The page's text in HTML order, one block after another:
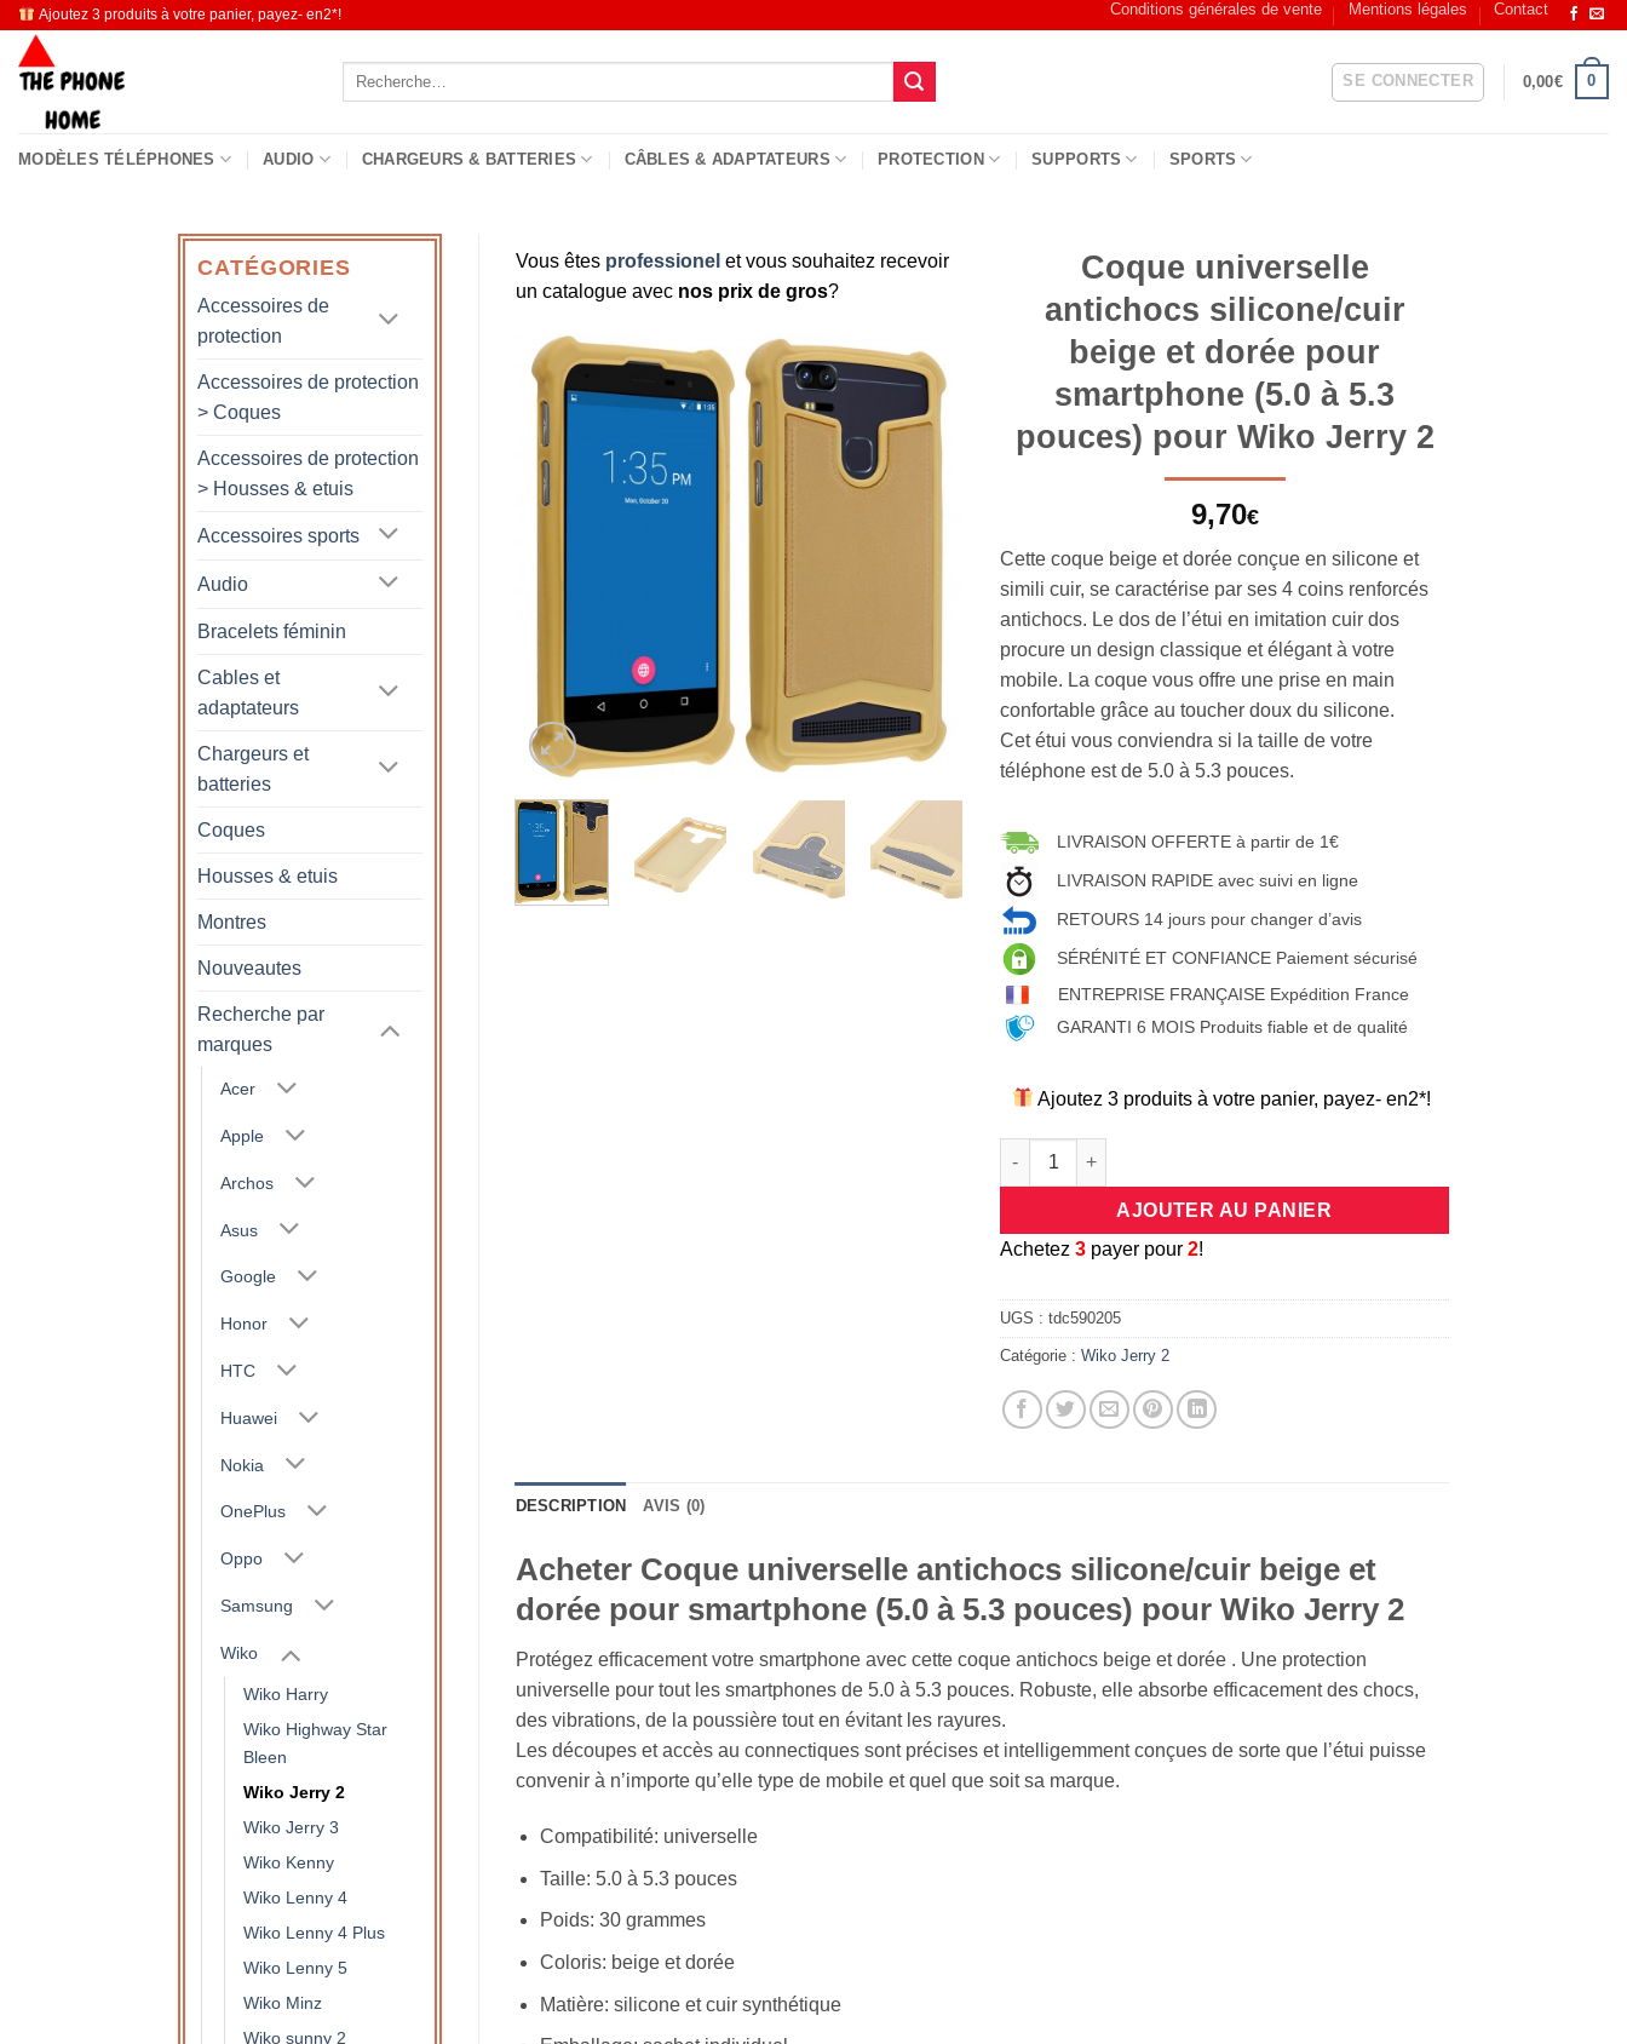
Passer
contenu
Ajoutez 3 produits à votre panier, payez- en2*! Conditions générales de vente Mentions légales Contact
Recherche
SE CONNECTER 0,00€ 0
MODÈLES TÉLÉPHONES AUDIO CHARGEURS & BATTERIES CÂBLES & ADAPTATEURS PROTECTION SUPPORTS SPORTS
CATÉGORIES
Accessoires de
protection
Accessoires de protection
> Coques
Accessoires de protection
> Housses & etuis
Accessoires sports
Audio
Bracelets féminin
Cables et
adaptateurs
Chargeurs et
batteries
Coques
Housses & etuis
Montres
Nouveautes
Recherche par
marques
Acer
Apple
Archos
Asus
Google
Honor
HTC
Huawei
Nokia
OnePlus
Oppo
Samsung
Wiko
Wiko Harry
Wiko Highway Star
Bleen
Wiko Jerry 2
Wiko Jerry 3
Wiko Kenny
Wiko Lenny 4
Wiko Lenny 4 Plus
Wiko Lenny 5
Wiko Minz
Wiko sunny 2
Vous êtes professionel et vous souhaitez recevoir
un catalogue avec nos prix de gros?
Coque universelle
antichocs silicone/cuir
beige et dorée pour
smartphone (5.0 à 5.3
pouces) pour Wiko Jerry 2
9,70€
Cette coque beige et dorée conçue en silicone et
simili cuir, se caractérise par ses 4 coins renforcés
antichocs. Le dos de l’étui en imitation cuir dos
procure un design classique et élégant à votre
mobile. La coque vous offre une prise en main
confortable grâce au toucher doux du silicone.
Cet étui vous conviendra si la taille de votre
téléphone est de 5.0 à 5.3 pouces.
LIVRAISON OFFERTE à partir de 1€
LIVRAISON RAPIDE avec suivi en ligne
RETOURS 14 jours pour changer d’avis
SÉRÉNITÉ ET CONFIANCE Paiement sécurisé
ENTREPRISE FRANÇAISE Expédition France
GARANTI 6 MOIS Produits fiable et de qualité
Ajoutez 3 produits à votre panier, payez- en2*!
quantité de Coque universelle antichocs silicone/cuir beige et dorée pour
AJOUTER AU PANIER
Achetez3 payer pour2!
UGS :tdc590205
Catégorie :Wiko Jerry 2
DESCRIPTION AVIS (0)
Acheter Coque universelle antichocs silicone/cuir beige et
dorée pour smartphone (5.0 à 5.3 pouces) pour Wiko Jerry 2
Protégez efficacement votre smartphone avec cette coque antichocs beige et dorée . Une protection
universelle pour tout les smartphones de 5.0 à 5.3 pouces. Robuste, elle absorbe efficacement des chocs,
des vibrations, de la poussière tout en évitant les rayures.
Les découpes et accès au connectiques sont précises et intelligemment conçues de sorte que l’étui puisse
convenir à n’importe qu’elle type de mobile et quel que soit sa marque.
Compatibilité: universelle
Taille: 5.0 à 5.3 pouces
Poids: 30 grammes
Coloris: beige et dorée
Matière: silicone et cuir synthétique